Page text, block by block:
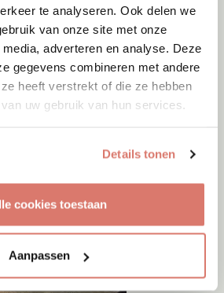
te analyseren. Ook delen we
van onze site met onze
adverteren en analyse. Deze
gegevens combineren met andere
heeft verstrekt of die ze hebben
uw gebruik van hun services.
Details tonen
cookies toestaan
Aanpassen